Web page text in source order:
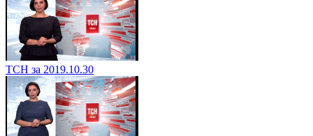
ТСН за 2019.11.04
ТСН за 2019.11.04